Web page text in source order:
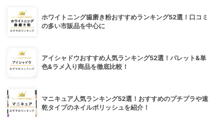
ホワイトニング歯磨き粉おすすめランキング52選！口コミ
の多い市販品を中心に
アイシャドウおすすめ人気ランキング52選！パレット&単
色&ラメ入り商品を徹底比較！
マニキュア人気ランキング52選！おすすめのプチプラや速
乾タイプのネイルポリッシュを紹介！